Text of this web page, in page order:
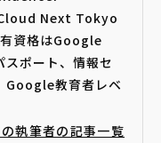
Next Tokyo
資格はGoogle
ポート、情報セ
Google教育者レベ
の執筆者の記事一覧